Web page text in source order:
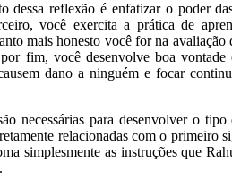
dessa reflexão é enfatizar o poder
você exercita a prática de
mais honesto você for na
fim, você desenvolve boa
dano a ninguém e focar
necessárias para desenvolver o
relacionadas com o primeiro
simplesmente as instruções que